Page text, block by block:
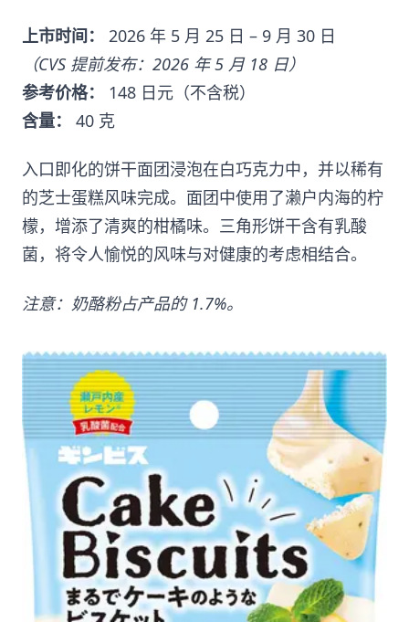
上市时间：
2026 年 5 月 25 日 – 9 月 30 日
（CVS 提前发布：2026 年 5 月 18 日）
参考价格：
148 日元（不含税）
含量：
40 克
入口即化的饼干面团浸泡在白巧克力中，并以稀有
的芝士蛋糕风味完成。面团中使用了濑户内海的柠
檬，增添了清爽的柑橘味。三角形饼干含有乳酸
菌，将令人愉悦的风味与对健康的考虑相结合。
注意：奶酪粉占产品的 1.7%。